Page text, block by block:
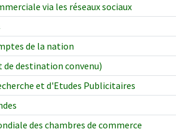
via les réseaux sociaux
de la nation
de destination convenu)
et d'Etudes Publicitaires
des chambres de commerce